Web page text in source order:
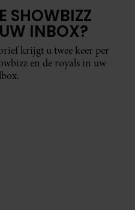
SHOWBIZZ
INBOX?
krijgt u twee keer per
en de royals in uw